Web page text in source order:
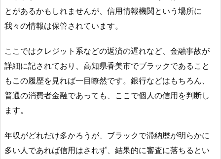
とがあるかもしれませんが、信用情報機関という場所に
我々の情報は保管されています。
ここではクレジット系などの返済の遅れなど、金融事故が
詳細に記されており、高知県香美市でブラックであること
もこの履歴を見れば一目瞭然です。銀行などはもちろん、
普通の消費者金融であっても、ここで個人の信用を判断し
ます。
年収がどれだけ多かろうが、ブラックで滞納歴が明らかに
多い人であれば信用はされず、結果的に審査に落ちるとい